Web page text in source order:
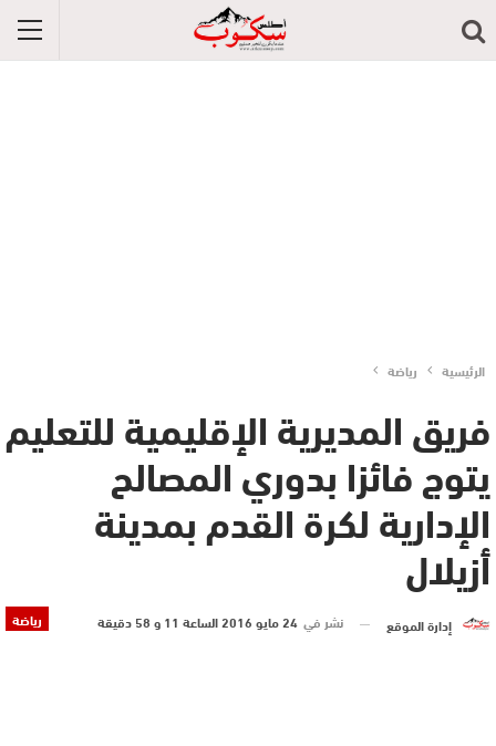
الرئيسية رياضة
فريق المديرية الإقليمية للتعليم
يتوج فائزا بدوري المصالح
الإدارية لكرة القدم بمدينة
أزيلال
رياضة إدارة الموقع نشر في 24 مايو 2016 الساعة 11 و 58 دقيقة